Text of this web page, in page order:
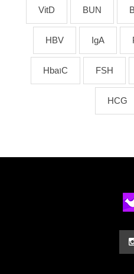
BUN
VitD
IgA
HBV
FSH
Hba1C
HCG